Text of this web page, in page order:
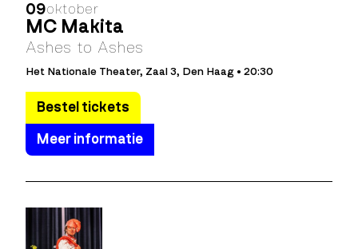
09oktober
MC Makita
Ashes to Ashes
Het Nationale Theater, Zaal 3, Den Haag • 20:30
Bestel tickets
Meer informatie